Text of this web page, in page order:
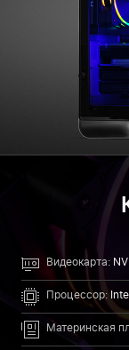
Видеокарта:
Процессор:
Материнская